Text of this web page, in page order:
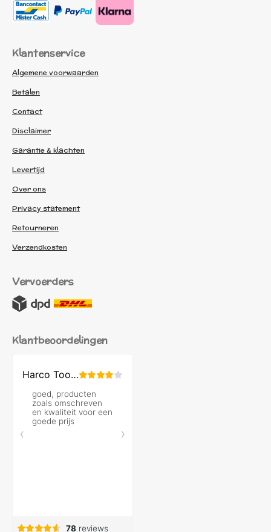
Klantenservice
Algemene voorwaarden
Betalen
Contact
Disclaimer
Garantie & klachten
Levertijd
Over ons
Privacy statement
Retourneren
Verzendkosten
Vervoerders
Klantbeoordelingen